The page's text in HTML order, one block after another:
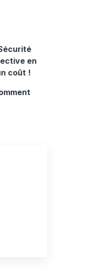
en
coût !